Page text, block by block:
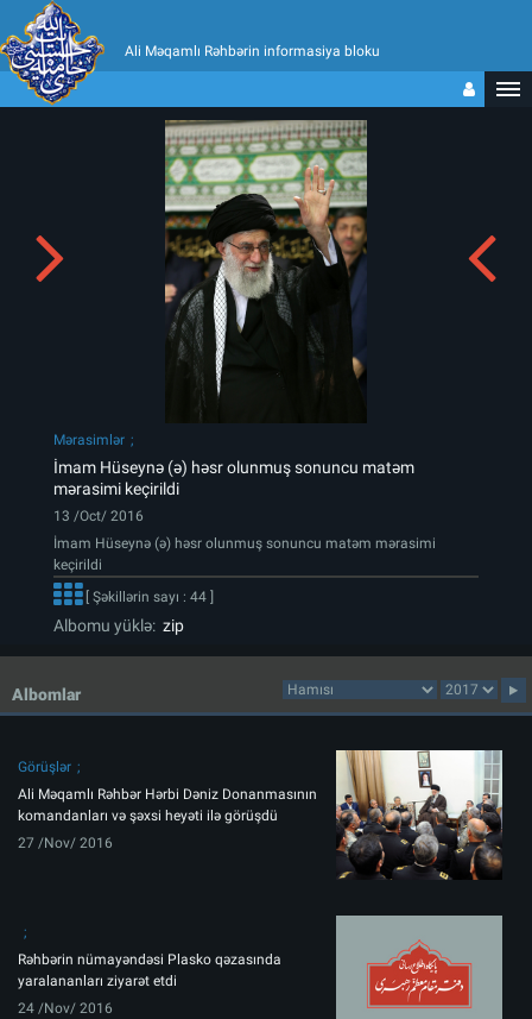
Ali Məqamlı Rəhbərin informasiya bloku
Mərasimlər
İmam Hüseynə (ə) həsr olunmuş sonuncu matəm
mərasimi keçirildi
13 /Oct/ 2016
İmam Hüseynə (ə) həsr olunmuş sonuncu matəm mərasimi
keçirildi
[ Şəkillərin sayı : 44 ]
Albomu yüklə: zip
Albomlar
Görüşlər
Ali Məqamlı Rəhbər Hərbi Dəniz Donanmasının
komandanları və şəxsi heyəti ilə görüşdü
27 /Nov/ 2016
Rəhbərin nümayəndəsi Plasko qəzasında
yaralananları ziyarət etdi
24 /Nov/ 2016